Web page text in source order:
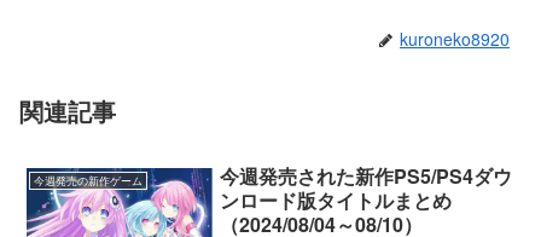
kuroneko8920
関連記事
今週発売の新作ゲーム
今週発売された新作PS5/PS4ダウ
ンロード版タイトルまとめ
（2024/08/04～08/10）